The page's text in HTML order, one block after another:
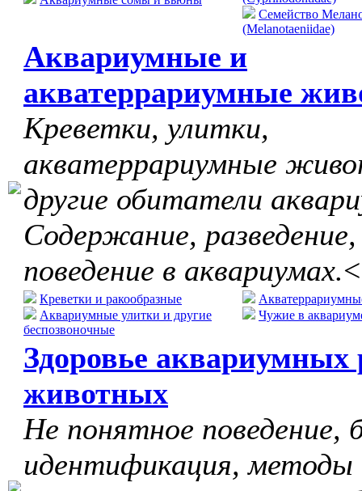
Семейство
(Melanotaeniidae)
Аквариумные и
акватеррариумные
Креветки, улитки,
акватеррариумные
другие обитатели
Содержание, разведение,
поведение в аквариумах.<
Креветки и ракообразные
Аквариумные улитки и другие
беспозвоночные
Чужие в
Здоровье
животных
Не понятное поведение,
идентификация, методы